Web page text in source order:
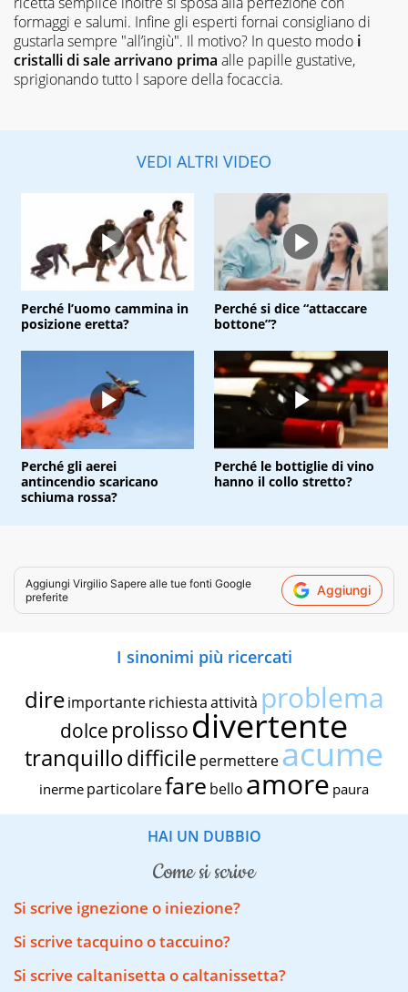
formaggi e salumi. Infine gli esperti fornai consigliano di
gustarla sempre "all’ingiù". Il motivo? In questo modo i
cristalli di sale arrivano prima alle papille gustative,
sprigionando tutto l sapore della focaccia.
VEDI ALTRI VIDEO
Perché l’uomo cammina in
posizione eretta?
Perché si dice “attaccare
bottone”?
Perché gli aerei
antincendio scaricano
schiuma rossa?
Perché le bottiglie di vino
hanno il collo stretto?
Aggiungi Virgilio Sapere alle tue fonti Google
preferite
Aggiungi
I sinonimi più ricercati
dire importante richiestaattività problema
dolce prolissodivertente
tranquillodifficile permettereacume
inerme particolarefare bello amore paura
HAI UN DUBBIO
come si scrive
Si scrive ignezione o iniezione?
Si scrive tacquino o taccuino?
Si scrive caltanisetta o caltanissetta?